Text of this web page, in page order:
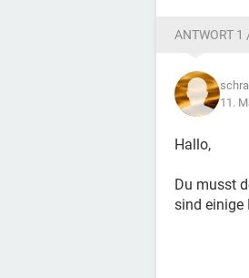
ANTWORT 1
11.
Hallo,
Du musst
sind einige